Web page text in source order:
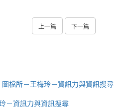
上一篇 下一篇
圖檔所－王梅玲－資訊力與資訊搜尋
－資訊力與資訊搜尋